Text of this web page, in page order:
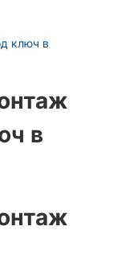
ключ в
в